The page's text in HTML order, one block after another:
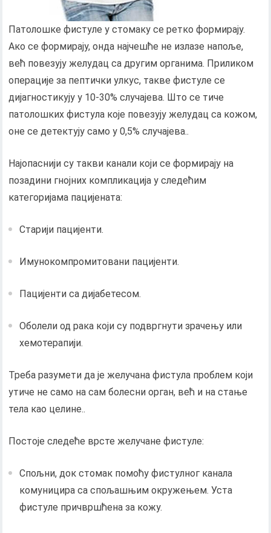
Патолошке фистуле у стомаку се ретко формирају.
Ако се формирају, онда најчешће не излазе напоље,
већ повезују желудац са другим органима. Приликом
операције за пептички улкус, такве фистуле се
дијагностикују у 10-30% случајева. Што се тиче
патолошких фистула које повезују желудац са кожом,
оне се детектују само у 0,5% случајева..
Најопаснији су такви канали који се формирају на
позадини гнојних компликација у следећим
категоријама пацијената:
Старији пацијенти.
Имунокомпромитовани пацијенти.
Пацијенти са дијабетесом.
Оболели од рака који су подвргнути зрачењу или
хемотерапији.
Треба разумети да је желучана фистула проблем који
утиче не само на сам болесни орган, већ и на стање
тела као целине..
Постоје следеће врсте желучане фистуле:
Спољни, док стомак помоћу фистулног канала
комуницира са спољашњим окружењем. Уста
фистуле причвршћена за кожу.